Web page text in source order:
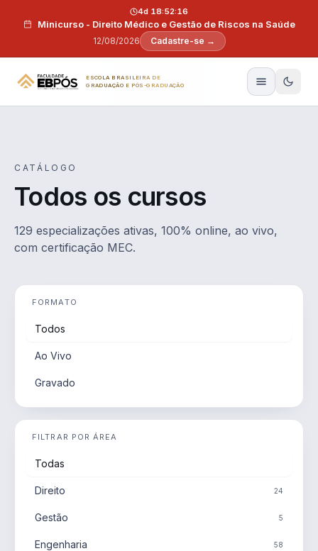
Minicurso - Direito Médico e Gestão de Riscos na Saúde
12/08/2026
4d 18:52:15
Cadastre-se →
ESCOLA BRASILEIRA DE
GRADUAÇÃO E PÓS-GRADUAÇÃO
CATÁLOGO
Todos os cursos
129 especializações ativas, 100% online, ao vivo,
com certificação MEC.
FORMATO
Todos
Ao Vivo
Gravado
FILTRAR POR ÁREA
Todas
Direito 24
Gestão 5
Engenharia 58